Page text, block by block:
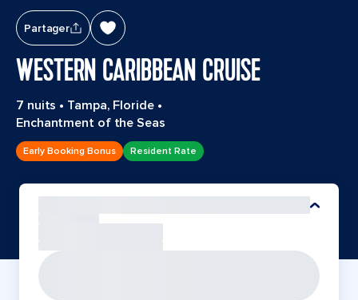
Partager
WESTERN CARIBBEAN CRUISE
7 nuits • Tampa, Floride•
Enchantment of the Seas
Early Booking Bonus Resident Rate